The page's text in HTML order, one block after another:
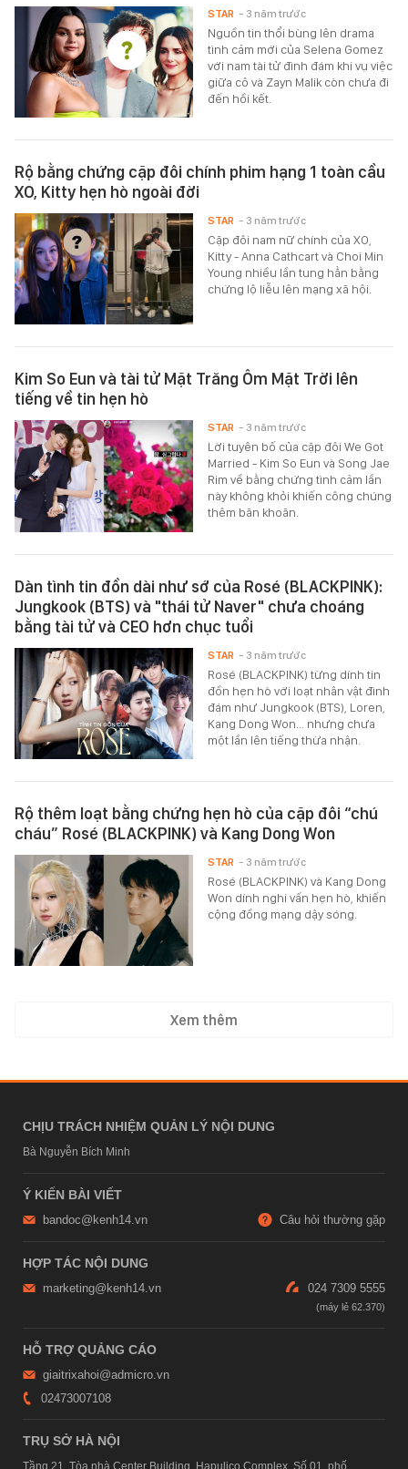
Nguồn tin thổi bùng lên drama
tình cảm mới của Selena Gomez
với nam tài tử đình đám khi vụ việc
giữa cô và Zayn Malik còn chưa đi
đến hồi kết.
STAR - 3 năm trước
Rộ bằng chứng cặp đôi chính phim hạng 1 toàn cầu
XO, Kitty hẹn hò ngoài đời
Cặp đôi nam nữ chính của XO,
Kitty - Anna Cathcart và Choi Min
Young nhiều lần tung hẳn bằng
chứng lộ liễu lên mạng xã hội.
STAR - 3 năm trước
Kim So Eun và tài tử Mặt Trăng Ôm Mặt Trời lên
tiếng về tin hẹn hò
Lời tuyên bố của cặp đôi We Got
Married - Kim So Eun và Song Jae
Rim về bằng chứng tình cảm lần
này không khỏi khiến công chúng
thêm băn khoăn.
STAR - 3 năm trước
Dàn tình tin đồn dài như sớ của Rosé (BLACKPINK):
Jungkook (BTS) và "thái tử Naver" chưa choáng
bằng tài tử và CEO hơn chục tuổi
Rosé (BLACKPINK) từng dính tin
đồn hẹn hò với loạt nhân vật đình
đám như Jungkook (BTS), Loren,
Kang Dong Won… nhưng chưa
một lần lên tiếng thừa nhận.
STAR - 3 năm trước
Rộ thêm loạt bằng chứng hẹn hò của cặp đôi “chú
cháu” Rosé (BLACKPINK) và Kang Dong Won
Rosé (BLACKPINK) và Kang Dong
Won dính nghi vấn hẹn hò, khiến
cộng đồng mạng dậy sóng.
STAR - 3 năm trước
Xem thêm
CHỊU TRÁCH NHIỆM QUẢN LÝ NỘI DUNG
Bà Nguyễn Bích Minh
Ý KIẾN BÀI VIẾT
bandoc@kenh14.vn Câu hỏi thường gặp
HỢP TÁC NỘI DUNG
marketing@kenh14.vn 024 7309 5555
HỖ TRỢ QUẢNG CÁO
giaitrixahoi@admicro.vn
02473007108
TRỤ SỞ HÀ NỘI
Tầng 21, Tòa nhà Center Building, Hapulico Complex, Số 01, phố